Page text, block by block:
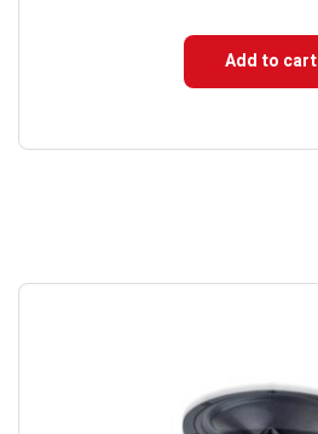
Add to cart